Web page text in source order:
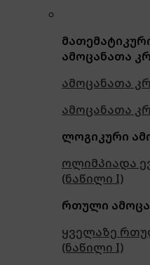
ამოცანათა
ამოცანათა
ამოცანათა
ლოგიკური
ოლიმპიადა
(ნაწილი I)
რთული
ყველაზე
(ნაწილი I)